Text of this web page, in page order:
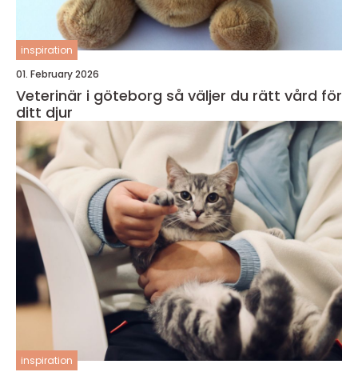
inspiration
01. February 2026
Veterinär i göteborg så väljer du rätt vård för
ditt djur
inspiration